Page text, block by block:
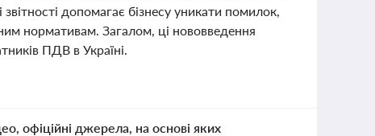
допомагає бізнесу уникати помилок,
нормативам. Загалом, ці нововведення
ПДВ в Україні.
офіційні джерела, на основі яких